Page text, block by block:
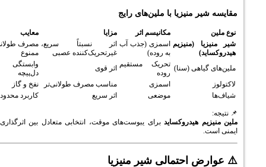
منیزیا با ملین‌های رایج
مکانیسم اثر مزایا
(منیزیم اسمزی (جذب آب
به روده)
اثر نسبتاً سریع،
غیرتحریک‌کننده عصبی
مصرف طولانی
ممنوع
تحریک مستقیم
روده
اثر قوی
دل‌پیچه
اسمزی
مناسب مصرف طولانی‌تر
نفخ و گاز
موضعی
اثر سریع کاربرد محدود
هیدروکسایدبرای یبوست‌های موقت، انتخابی متعادل بین اثرگذاری و
احتمالی شیر منیزیا